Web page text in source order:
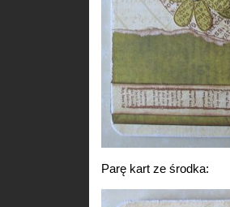
Parę kart ze środka: